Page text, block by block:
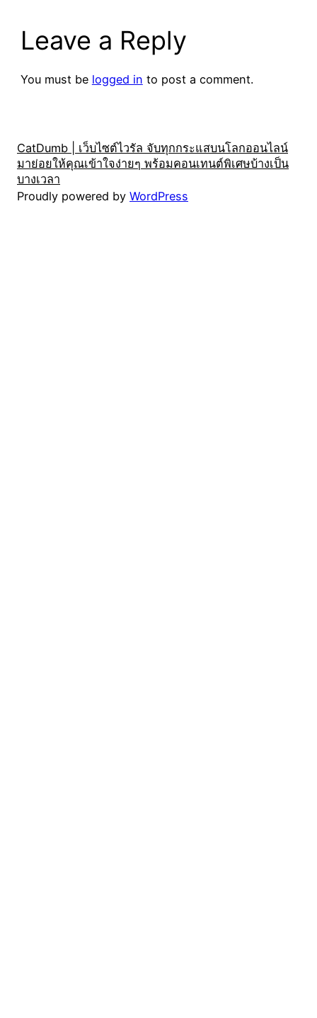
Leave a Reply
You must be logged in to post a comment.
CatDumb | เว็บไซต์ไวรัล จับทุกกระแสบนโลกออนไลน์
มาย่อยให้คุณเข้าใจง่ายๆ พร้อมคอนเทนต์พิเศษบ้างเป็น
บางเวลา
Proudly powered by WordPress